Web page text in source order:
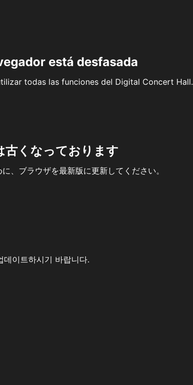
está desfasada
todas las funciones del Digital Concert Hall.
古くなっております
、ブラウザを最新版に更新してください。
이트하시기 바랍니다.